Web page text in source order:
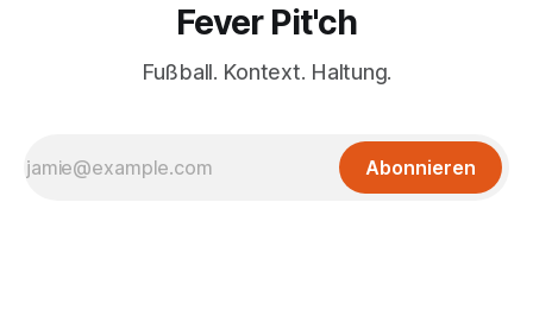
Fever Pit'ch
Fußball. Kontext. Haltung.
Abonnieren